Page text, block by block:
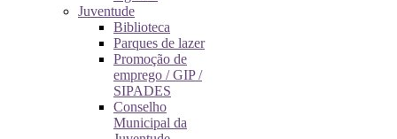
Juventude
Biblioteca
Parques de lazer
Promoção de
emprego / GIP /
SIPADES
Conselho
Municipal da